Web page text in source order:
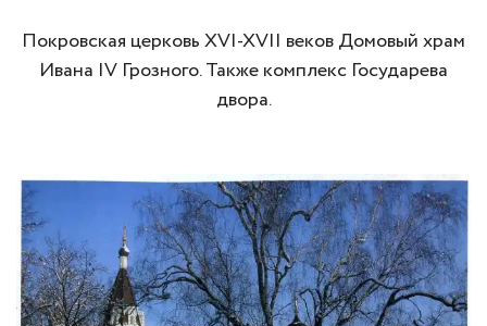
Покровская церковь XVI-XVII веков Домовый храм
Ивана IV Грозного. Также комплекс Государева
двора.